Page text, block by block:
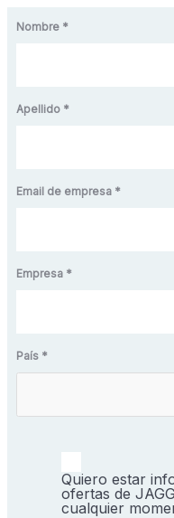
Nombre *
Apellido *
Email de empresa *
Empresa *
País *
Quiero estar
ofertas de
cualquier